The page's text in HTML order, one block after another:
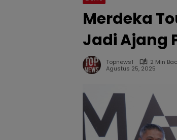
Merdeka
Jadi Ajang
Topnews1
2 Min
Agustus 25, 2025